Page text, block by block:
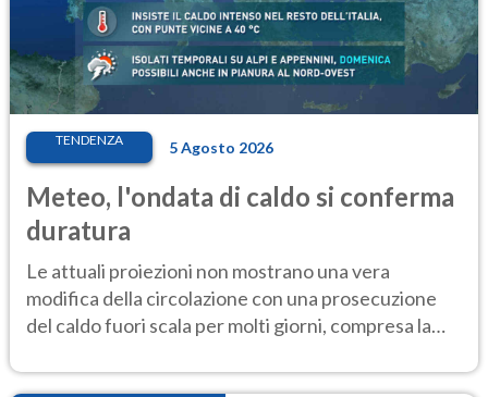
TENDENZA 5 Agosto 2026
Meteo, l'ondata di caldo si conferma
duratura
Le attuali proiezioni non mostrano una vera
modifica della circolazione con una prosecuzione
del caldo fuori scala per molti giorni, compresa la